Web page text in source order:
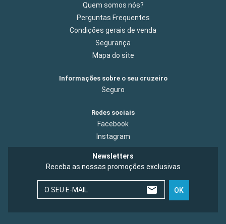
Quem somos nós?
Perguntas Frequentes
Condições gerais de venda
Segurança
Mapa do site
Informações sobre o seu cruzeiro
Seguro
Redes sociais
Facebook
Instagram
Newsletters
Receba as nossas promoções exclusivas
O SEU E-MAIL OK